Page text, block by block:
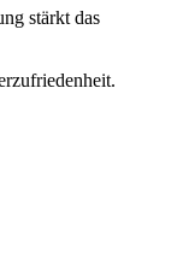
stärkt das